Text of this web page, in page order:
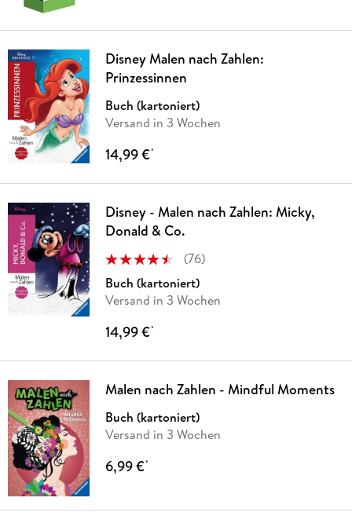
Disney Malen nach Zahlen:
Prinzessinnen
Buch (kartoniert)
Versand in 3 Wochen
14,99 €*
Disney - Malen nach Zahlen: Micky,
Donald & Co.
(76)
Buch (kartoniert)
Versand in 3 Wochen
14,99 €*
Malen nach Zahlen - Mindful Moments
Buch (kartoniert)
Versand in 3 Wochen
6,99 €*